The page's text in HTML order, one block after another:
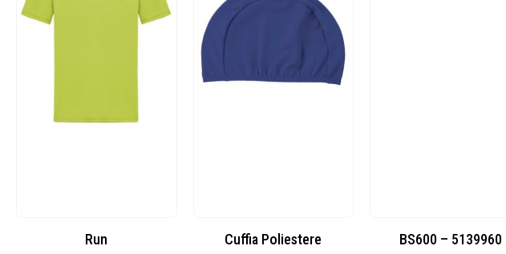
Cuffia Poliestere BS600 – 5139960 Toppe ricamate in HD